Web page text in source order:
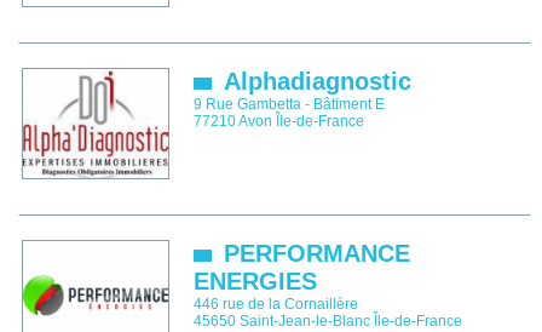
Alphadiagnostic
9 Rue Gambetta - Bâtiment E
77210Avon Île-de-France
PERFORMANCE
ENERGIES
446 rue de la Cornaillère
45650 Saint-Jean-le-Blanc Île-de-France